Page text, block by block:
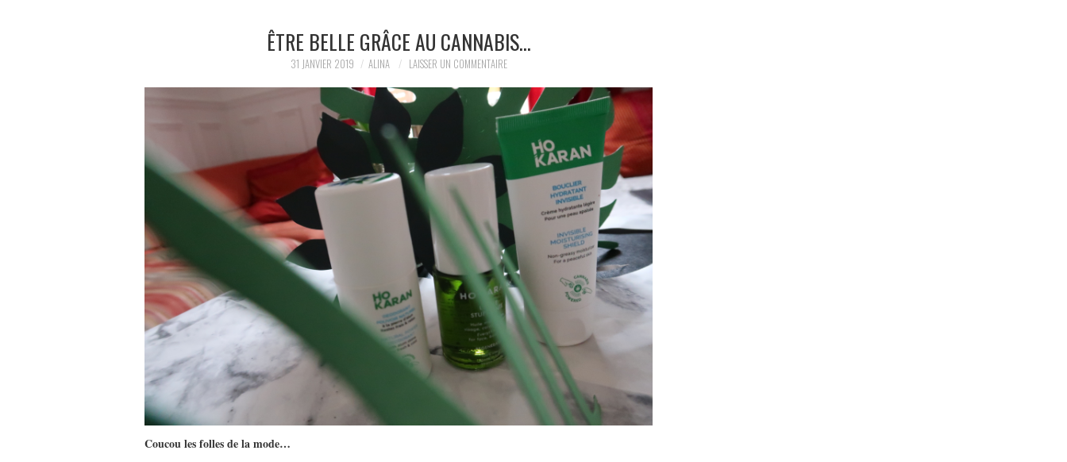
ÊTRE BELLE GRÂCE AU CANNABIS…
31 JANVIER 2019 ALINA LAISSER UN COMMENTAIRE
Coucou les folles de la mode…